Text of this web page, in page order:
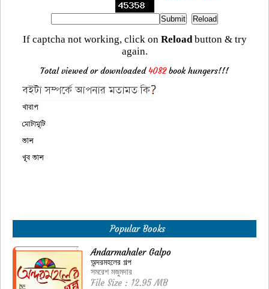
If captcha not working, click on Reloadbutton & try
again.
Total viewed or downloaded4082book hungers!!!
Popular Books
Andarmahaler Galpo
অন্দরমহলের গল্প
সমরেশ মজুমদার
File Size : 12.95 MB